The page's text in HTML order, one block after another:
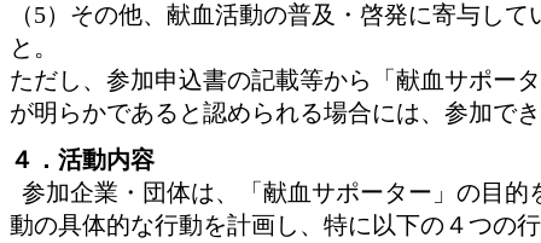
（5）その他、献血活動の普及・啓発に寄与し
と。
ただし、参加申込書の記載等から「献血サポー
が明らかであると認められる場合には、参加で
４．活動内容
参加企業・団体は、「献血サポーター」の目的
動の具体的な行動を計画し、特に以下の４つの